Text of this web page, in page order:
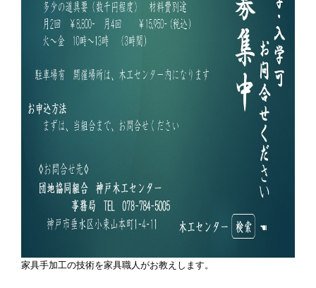
家具手加工の技術を家具職人がお教えします。